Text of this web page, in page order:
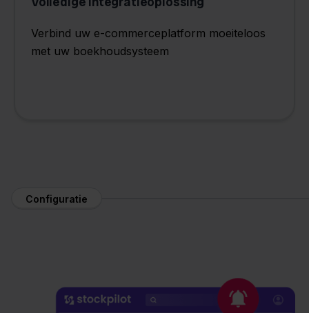
Verbind uw e-commerceplatform moeiteloos
met uw boekhoudsysteem
Configuratie